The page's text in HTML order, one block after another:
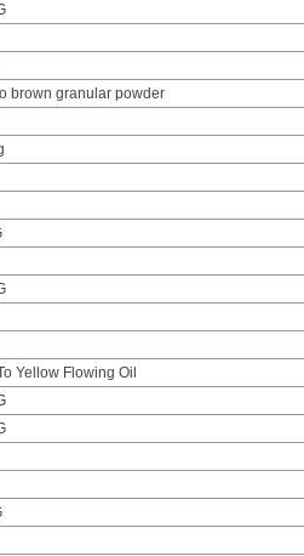
brown granular powder
Yellow Flowing Oil